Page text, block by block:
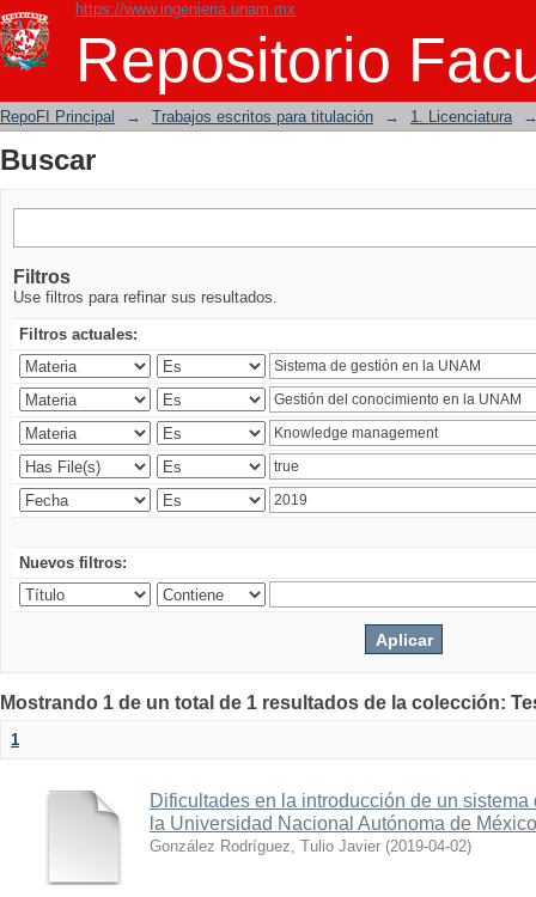
https://www.ingenieria.unam.mx
Repositorio
Buscar
RepoFI Principal → Trabajos escritos para titulación → 1. Licenciatura
Buscar
Filtros
Use filtros para refinar sus resultados.
Filtros actuales:
Nuevos filtros:
Mostrando 1 de un total de 1 resultados de la colección:
1
Dificultades en la introducción de un
la Universidad Nacional Autónoma de
González Rodríguez, Tulio Javier (2019-04-02)